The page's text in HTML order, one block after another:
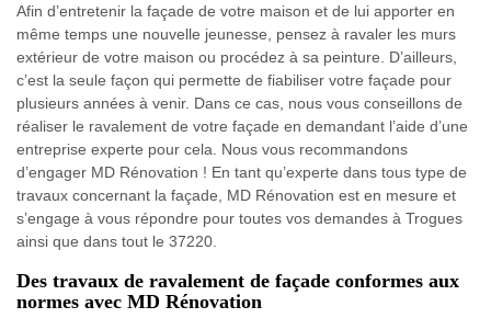
Afin d’entretenir la façade de votre maison et de lui apporter en
même temps une nouvelle jeunesse, pensez à ravaler les murs
extérieur de votre maison ou procédez à sa peinture. D’ailleurs,
c’est la seule façon qui permette de fiabiliser votre façade pour
plusieurs années à venir. Dans ce cas, nous vous conseillons de
réaliser le ravalement de votre façade en demandant l’aide d’une
entreprise experte pour cela. Nous vous recommandons
d’engager MD Rénovation ! En tant qu’experte dans tous type de
travaux concernant la façade, MD Rénovation est en mesure et
s’engage à vous répondre pour toutes vos demandes à Trogues
ainsi que dans tout le 37220.
Des travaux de ravalement de façade conformes aux
normes avec MD Rénovation